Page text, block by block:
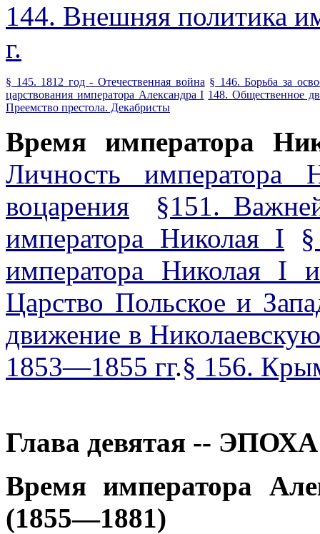
144. Внешняя политика
г.
§ 145. 1812 год-Отечественная война § 146. Борьба за
царствования императора Александра I 148. Общественное
Преемство престола. Декабристы
Время императора
Личность императора
воцарения
§151.
императора Николая I
императора Николая I
Царство Польское и
движение в
1853—1855 гг.§ 156.
Глава девятая --
Время императора
(1855—1881)